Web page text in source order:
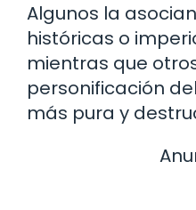
Algunos la
históricas o
mientras que
personificación
más pura y